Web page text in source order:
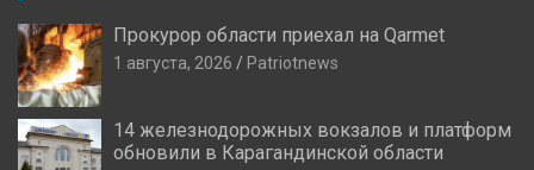
Прокурор области приехал на Qarmet
1 августа, 2026 Patriotnews
14 железнодорожных вокзалов и платформ
обновили в Карагандинской области